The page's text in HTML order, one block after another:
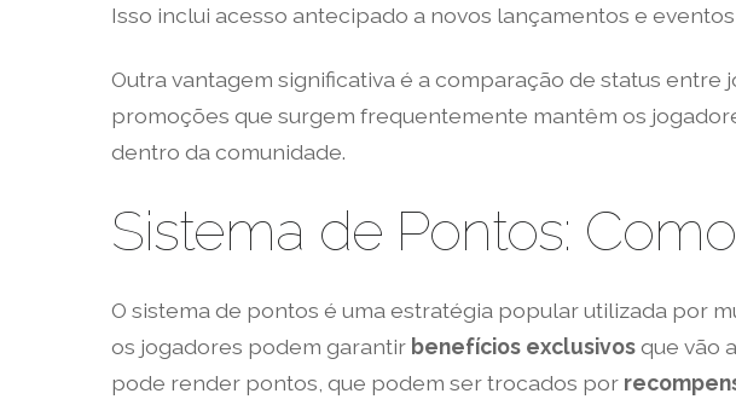
Isso inclui acesso antecipado a novos lançamentos e
Outra vantagem significativa é a comparação de status
promoções que surgem frequentemente mantêm os
dentro da comunidade.
Sistema de Pontos:
O sistema de pontos é uma estratégia popular utilizada por
os jogadores podem garantir benefícios exclusivosque vão
pode render pontos, que podem ser trocados por